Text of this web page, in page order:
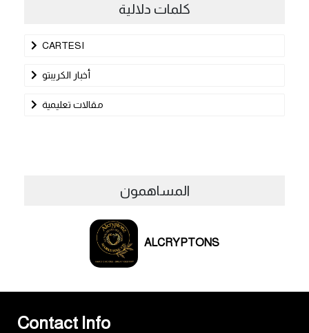
كلمات دلالية
CARTESI
أخبار الكريبتو
مقالات تعليمية
المساهمون
ALCRYPTONS
Contact Info